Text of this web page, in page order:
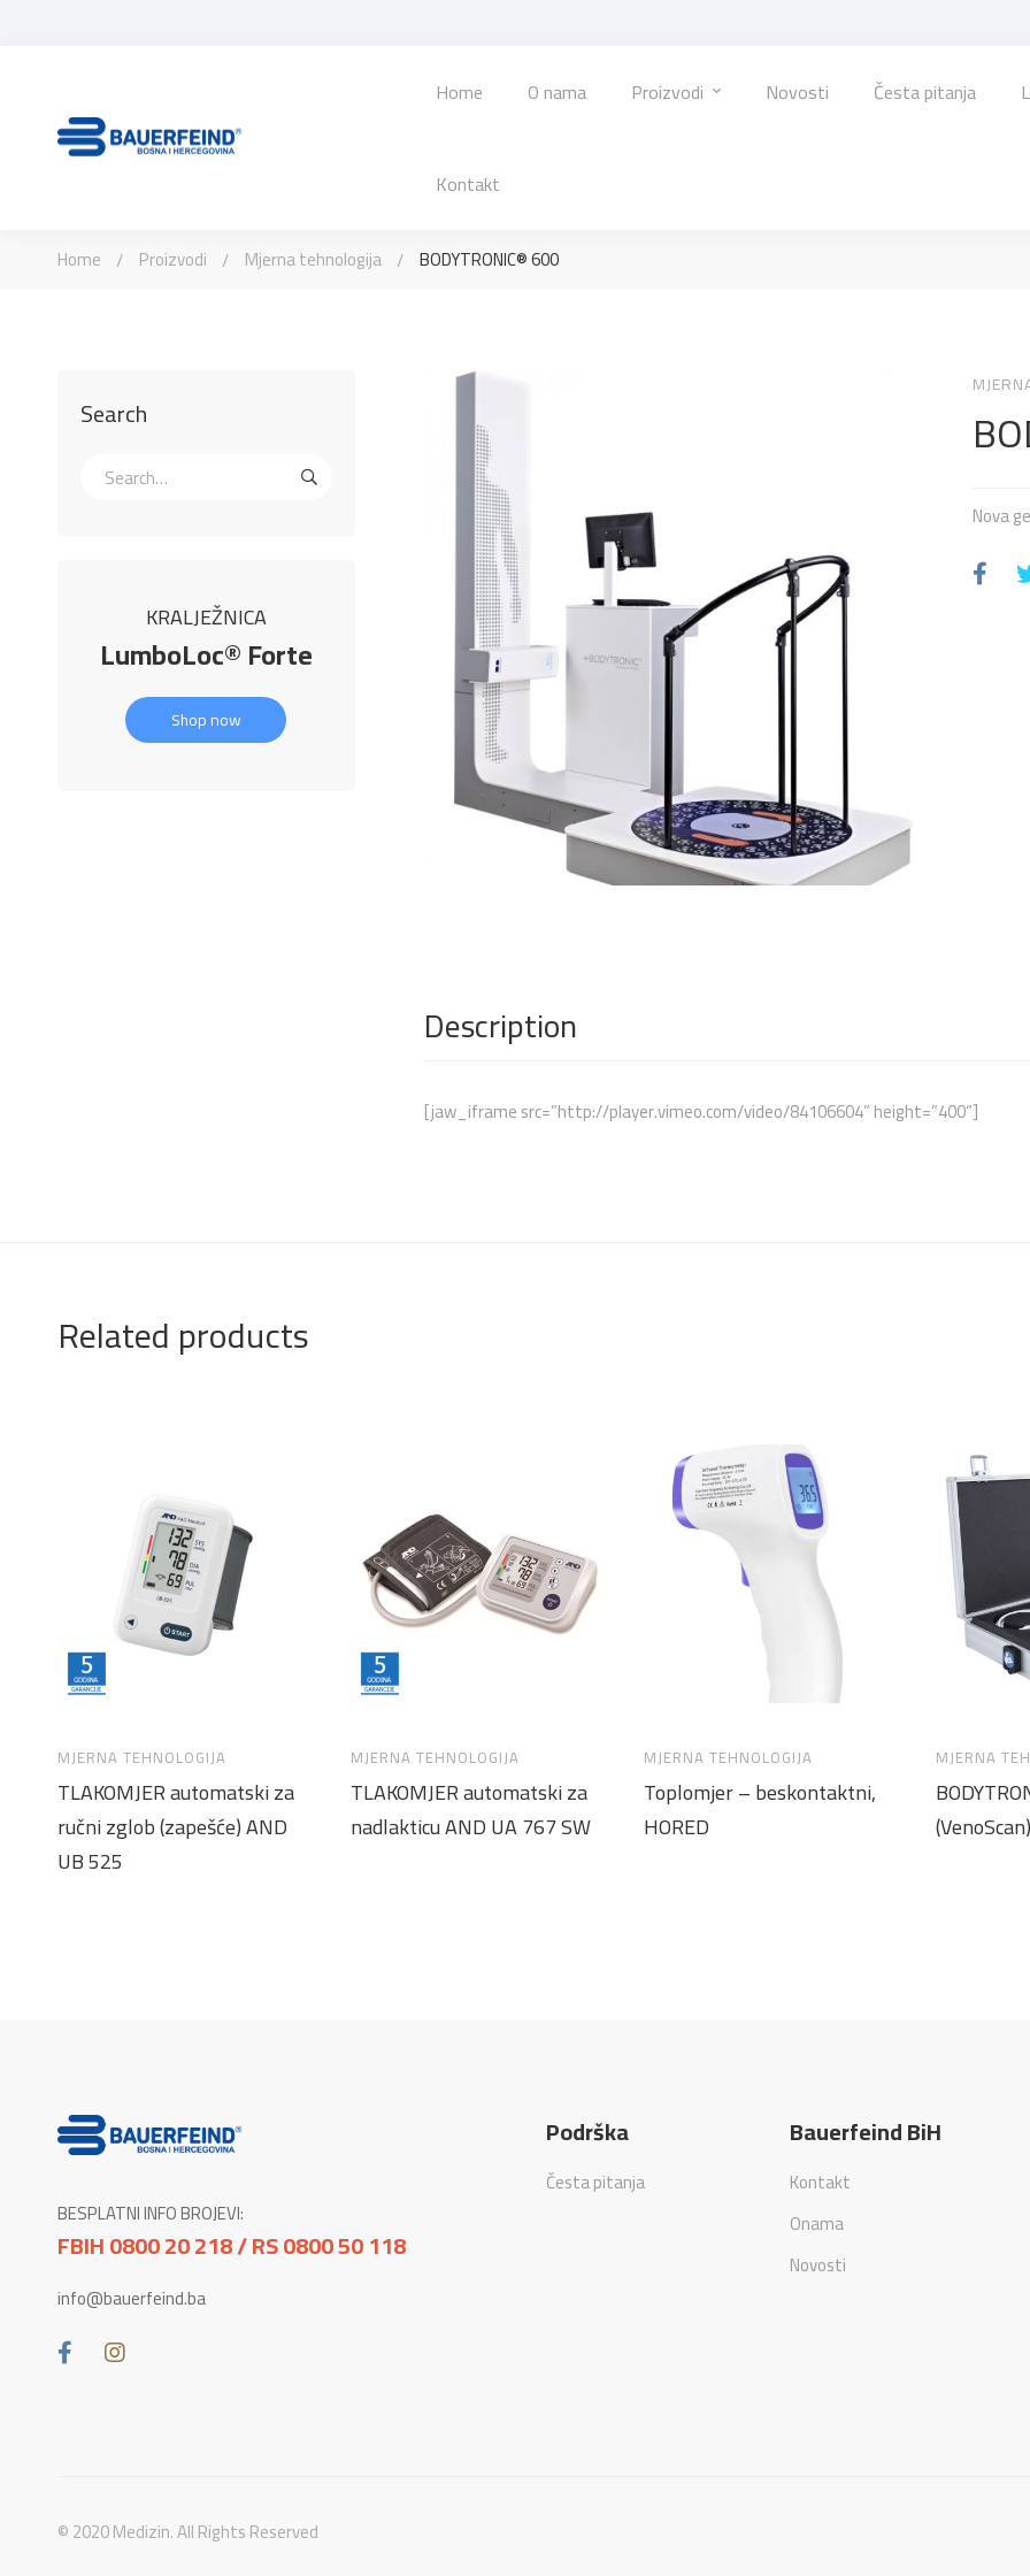
Home O nama Proizvodi Novosti Česta pitanja
Kontakt
Home Proizvodi Mjerna tehnologija BODYTRONIC® 600
Search
KRALJEŽNICA
LumboLoc® Forte
Shop now
Nova
Description
[jaw_iframe src=”http://player.vimeo.com/video/84106604” height=”400”]
Related products
MJERNA TEHNOLOGIJA
TLAKOMJER automatski za
ručni zglob (zapešće) AND
UB 525
MJERNA TEHNOLOGIJA
TLAKOMJER automatski za
nadlakticu AND UA 767 SW
MJERNA TEHNOLOGIJA
Toplomjer – beskontaktni,
HORED
MJERNA
(VenoScan)
BESPLATNI INFO BROJEVI:
FBIH 0800 20 218 / RS 0800 50 118
info@bauerfeind.ba
Podrška
Česta pitanja
Bauerfeind BiH
Kontakt
Onama
Novosti
© 2020 Medizin. All Rights Reserved